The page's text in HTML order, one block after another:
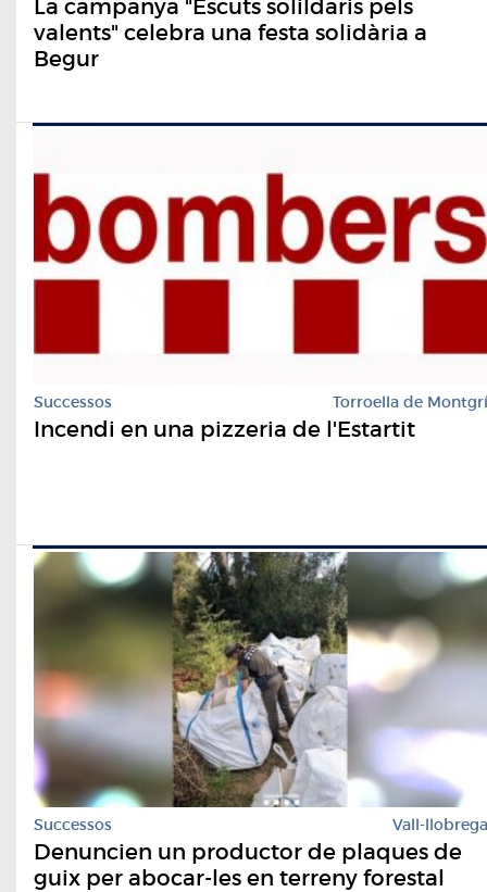
La campanya "Escuts solildaris pels
valents" celebra una festa solidària a
Begur
Successos Torroella de Montgrí
Incendi en una pizzeria de l'Estartit
Successos Vall-llobrega
Denuncien un productor de plaques de
guix per abocar-les en terreny forestal